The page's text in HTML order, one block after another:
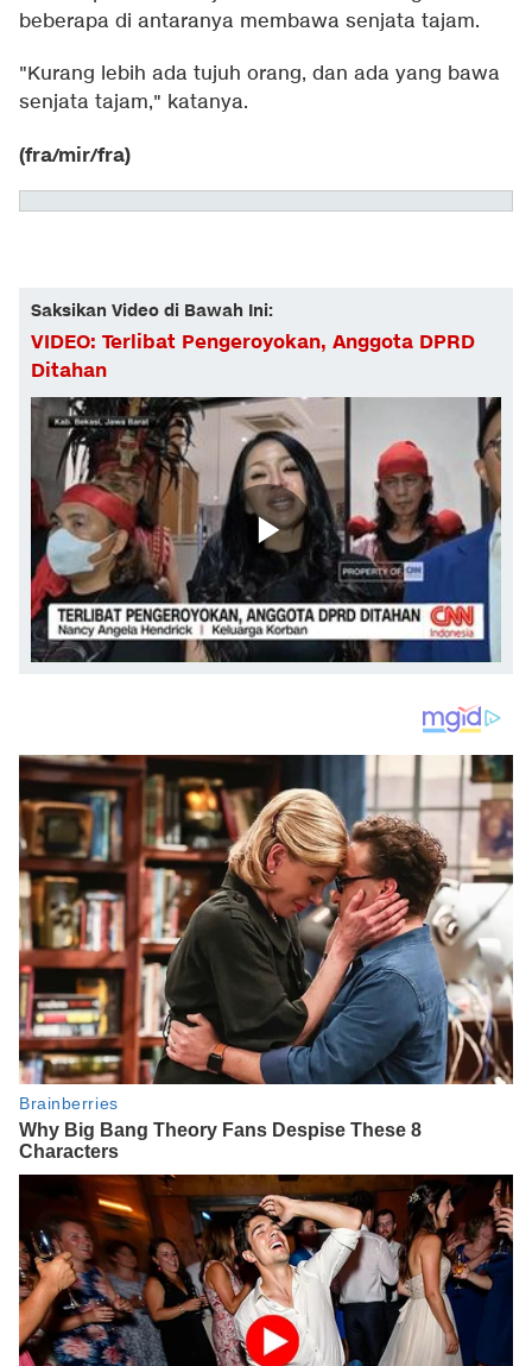
beberapa di antaranya membawa senjata tajam.
"Kurang lebih ada tujuh orang, dan ada yang bawa
senjata tajam," katanya.
(fra/mir/fra)
Saksikan Video di Bawah Ini:
VIDEO: Terlibat Pengeroyokan, Anggota DPRD
Ditahan